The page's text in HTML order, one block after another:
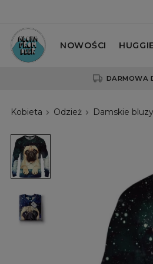
NOWOŚCI HUGGIE
DARMOWA
Kobieta Odzież Damskie bluzy
Damska
bluza
Puggie
bluza
Puggie